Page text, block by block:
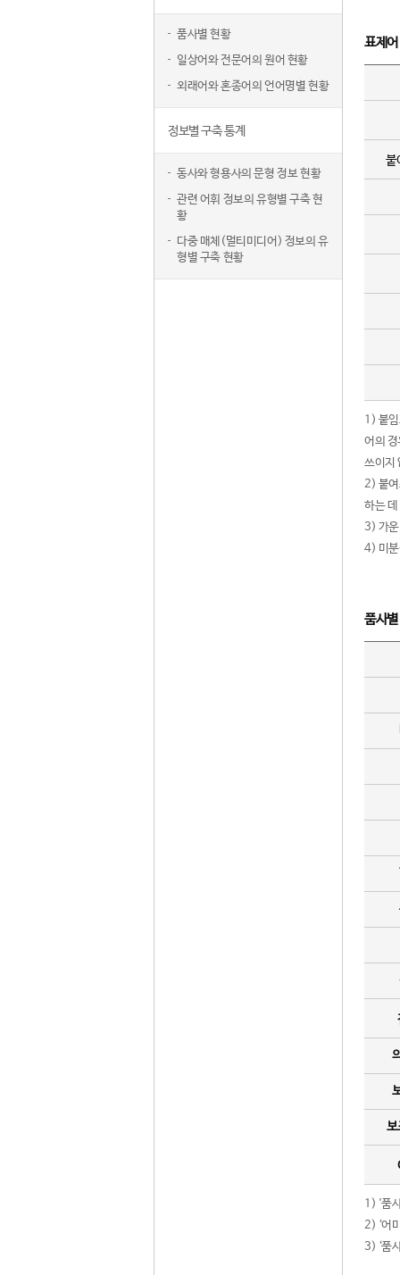
품사별 현황
일상어와 전문어의 원어 현황
외래어와 혼종어의 언어명별 현황
정보별 구축 통계
동사와 형용사의 문형 정보 현황
관련 어휘 정보의 유형별 구축 현
황
다중 매체(멀티미디어) 정보의 유
형별 구축 현황
표제
붙
1) 붙
어의
쓰이지
2) 붙여
하는
3) 가운
4) 미분
품사
보
1) '품
2) ‘어
3) ‘품